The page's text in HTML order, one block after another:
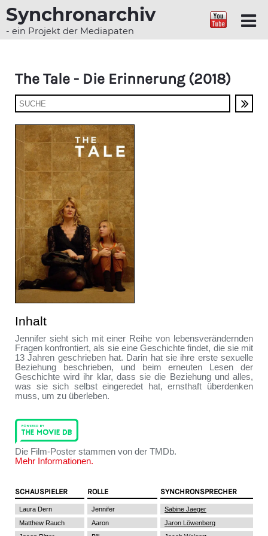
Synchronarchiv
- ein Projekt der Mediapaten
The Tale - Die Erinnerung (2018)
Inhalt
Jennifer sieht sich mit einer Reihe von lebensverändernden
Fragen konfrontiert, als sie eine Geschichte findet, die sie mit
13 Jahren geschrieben hat. Darin hat sie ihre erste sexuelle
Beziehung beschrieben, und beim erneuten Lesen der
Geschichte wird ihr klar, dass sie die Beziehung und alles,
was sie sich selbst eingeredet hat, ernsthaft überdenken
muss, um zu überleben.
Die Film-Poster stammen von der TMDb.
Mehr Informationen.
SCHAUSPIELER ROLLE SYNCHRONSPRECHER
Laura Dern Jennifer
Sabine Jaeger
Matthew Rauch
Aaron
Jaron Löwenberg